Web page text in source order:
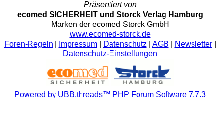
Präsentiert von
ecomed SICHERHEIT und Storck Verlag Hamburg
Marken der ecomed-Storck GmbH
www.ecomed-storck.de
Foren-Regeln
Impressum| Datenschutz AGB Newsletter|
Datenschutz-Einstellungen
Powered by UBB.threads™ PHP Forum Software 7.7.3